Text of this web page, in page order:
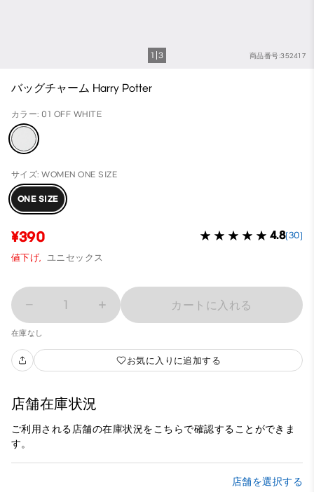
商品番号:352417
1 3
バッグチャーム Harry Potter
カラー: 01 OFF WHITE
サイズ: WOMEN ONE SIZE
ONE SIZE
¥390 4.8(30)
値下げ, ユニセックス
1 カートに入れる
在庫なし
お気に入りに追加する
店舗在庫状況
ご利用される店舗の在庫状況をこちらで確認することができま
す。
店舗を選択する